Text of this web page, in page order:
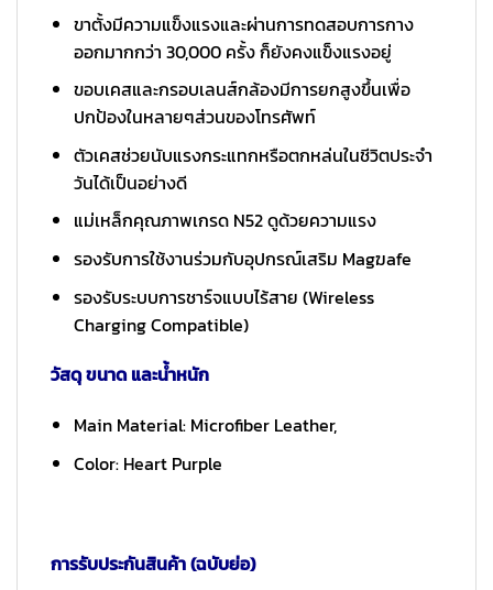
ขาตั้งมีความแข็งแรงและผ่านการทดสอบการกาง
ออกมากกว่า 30,000 ครั้ง ก็ยังคงแข็งแรงอยู่
ขอบเคสและกรอบเลนส์กล้องมีการยกสูงขึ้นเพื่อ
ปกป้องในหลายๆส่วนของโทรศัพท์
ตัวเคสช่วยนับแรงกระแทกหรือตกหล่นในชีวิตประจำ
วันได้เป็นอย่างดี
แม่เหล็กคุณภาพเกรด N52 ดูด้วยความแรง
รองรับการใช้งานร่วมกับอุปกรณ์เสริม Magฆafe
รองรับระบบการชาร์จแบบไร้สาย (Wireless
Charging Compatible)
วัสดุ ขนาด และน้ำหนัก
Main Material: Microfiber Leather,
Color: Heart Purple
การรับประกันสินค้า (ฉบับย่อ)